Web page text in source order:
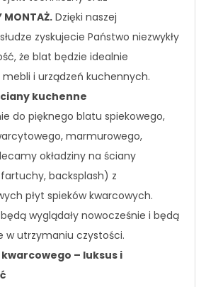
MONTAŻ. Dzięki naszej
zyskujecie Państwo niezwykły
że blat będzie idealnie
i urządzeń kuchennych.
kuchenne
do pięknego blatu spiekowego,
marmurowego,
okładziny na ściany
backsplash) z
płyt spieków kwarcowych.
wyglądały nowocześnie i będą
w utrzymaniu czystości.
– luksus i